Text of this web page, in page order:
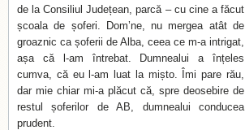
de la Consiliul Județean, parcă – cu cine a făcut
școala de șoferi. Dom’ne, nu mergea atât de
groaznic ca șoferii de Alba, ceea ce m-a intrigat,
așa că l-am întrebat. Dumnealui a înțeles
cumva, că eu l-am luat la mișto. Îmi pare rău,
dar mie chiar mi-a plăcut că, spre deosebire de
restul șoferilor de AB, dumnealui conducea
prudent.